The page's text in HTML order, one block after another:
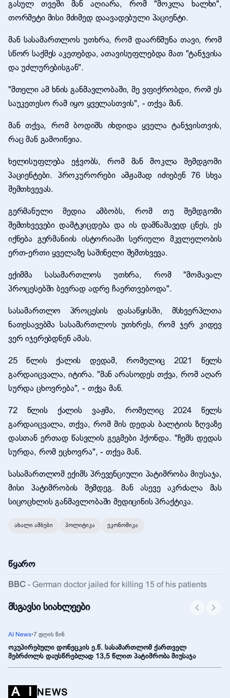
გასულ თვეში მან აღიარა, რომ "მოკლა ხალხი",
თორმეტი მისი მძიმედ დაავადებული პაციენტი.
მან სასამართლოს უთხრა, რომ დაარწმუნა თავი, რომ
სწორ საქმეს აკეთებდა, ათავისუფლებდა მათ "ტანჯვისა
და უძლურებისგან".
"მთელი ამ ხნის განმავლობაში, მე ვფიქრობდი, რომ ეს
საუკეთესო რამ იყო ყველასთვის", - თქვა მან.
მან თქვა, რომ ბოდიშს იხდიდა ყველა ტანჯვისთვის,
რაც მან გამოიწვია.
ხელისუფლება ეჭვობს, რომ მან მოკლა შემდგომი
პაციენტები. პროკურორები ამჟამად იძიებენ 76 სხვა
შემთხვევას.
გერმანული მედია ამბობს, რომ თუ შემდგომი
შემთხვევები დამტკიცდება და ის დამნაშავედ ცნეს, ეს
იქნება გერმანიის ისტორიაში სერიული მკვლელობის
ერთ-ერთი ყველაზე საშინელი შემთხვევა.
ექიმმა სასამართლოს უთხრა, რომ "მომავალ
პროცესებში ბევრად ადრე ჩაერთვებოდა".
სასამართლო პროცესის დასაწყისში, მსხვერპლთა
ნათესავებმა სასამართლოს უთხრეს, რომ ჯერ კიდევ
ვერ იჯერებდნენ ამას.
25 წლის ქალის დედამ, რომელიც 2021 წელს
გარდაიცვალა, იტირა. "მან არასოდეს თქვა, რომ აღარ
სურდა ცხოვრება", - თქვა მან.
72 წლის ქალის ვაჟმა, რომელიც 2024 წელს
გარდაიცვალა, თქვა, რომ მის დედას ბალტიის ზღვაზე
დასთან ერთად წასვლის გეგმები ჰქონდა. "ჩემს დედას
სურდა, რომ ეცხოვრა", - თქვა მან.
სასამართლომ ექიმს პრევენციული პატიმრობა მიუსაჯა,
მისი პატიმრობის შემდეგ. მან ასევე აკრძალა მას
სიცოცხლის განმავლობაში მედიცინის პრაქტიკა.
ახალი ამბები პოლიტიკა ეკონომიკა
წყარო
BBC - German doctor jailed for killing 15 of his patients
მსგავსი სიახლეები
AI News•7 დღის წინ
ოკუპირებული დონეცკის ე.წ. სასამართლომ ქართველ
მებრძოლს დაუსწრებლად 13,5 წლით პატიმრობა მიუსაჯა
A NEWS